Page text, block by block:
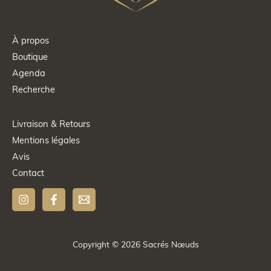
À propos
Boutique
Agenda
Recherche
Livraison & Retours
Mentions légales
Avis
Contact
Copyright © 2026 Sacrés Nœuds